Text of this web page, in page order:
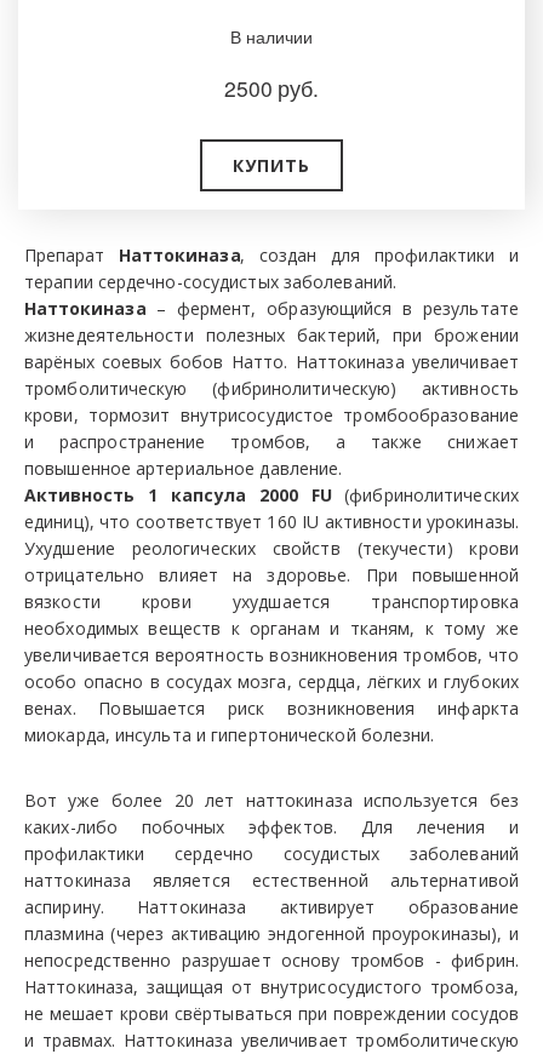
В наличии
2500 руб.
КУПИТЬ
Препарат Наттокиназа, создан для профилактики и
терапии сердечно-сосудистых заболеваний.
Наттокиназа – фермент, образующийся в результате
жизнедеятельности полезных бактерий, при брожении
варёных соевых бобов Натто. Наттокиназа увеличивает
тромболитическую (фибринолитическую) активность
крови, тормозит внутрисосудистое тромбообразование
и распространение тромбов, а также снижает
повышенное артериальное давление.
Активность 1 капсула 2000 FU(фибринолитических
единиц), что соответствует 160 IU активности урокиназы.
Ухудшение реологических свойств (текучести) крови
отрицательно влияет на здоровье. При повышенной
вязкости крови ухудшается транспортировка
необходимых веществ к органам и тканям, к тому же
увеличивается вероятность возникновения тромбов, что
особо опасно в сосудах мозга, сердца, лёгких и глубоких
венах. Повышается риск возникновения инфаркта
миокарда, инсульта и гипертонической болезни.
Вот уже более 20 лет наттокиназа используется без
каких-либо побочных эффектов. Для лечения и
профилактики сердечно сосудистых заболеваний
наттокиназа является естественной альтернативой
аспирину. Наттокиназа активирует образование
плазмина (через активацию эндогенной проурокиназы), и
непосредственно разрушает основу тромбов - фибрин.
Наттокиназа, защищая от внутрисосудистого тромбоза,
не мешает крови свёртываться при повреждении сосудов
и травмах. Наттокиназа увеличивает тромболитическую